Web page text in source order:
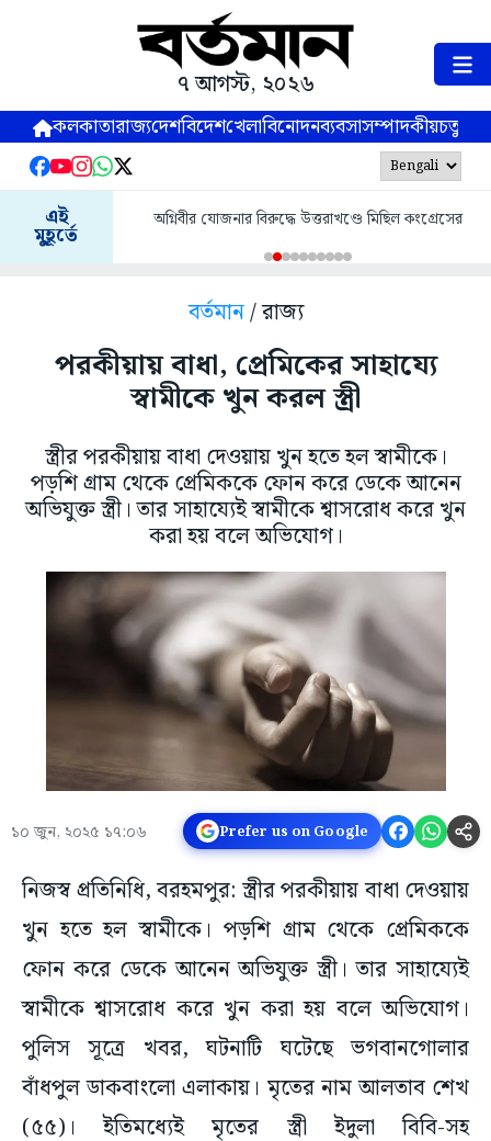
৭ আগস্ট, ২০২৬
কলকাতারাজ্যদেশবিদেশখেলাবিনোদনব্যবসাসম্পাদকীয়
এই
মুহূর্তে
অগ্নিবীর যোজনার বিরুদ্ধে উত্তরাখণ্ডে মিছিল কংগ্রেসের
বর্তমান/ রাজ্য
পরকীয়ায় বাধা, প্রেমিকের সাহায্যে
স্বামীকে খুন করল স্ত্রী
স্ত্রীর পরকীয়ায় বাধা দেওয়ায় খুন হতে হল স্বামীকে।
পড়শি গ্রাম থেকে প্রেমিককে ফোন করে ডেকে আনেন
অভিযুক্ত স্ত্রী। তার সাহায্যেই স্বামীকে শ্বাসরোধ করে খুন
করা হয় বলে অভিযোগ।
১০ জুন, ২০২৫ ১৭:০৬ Prefer us on Google
নিজস্ব প্রতিনিধি, বরহমপুর: স্ত্রীর পরকীয়ায় বাধা দেওয়ায়
খুন হতে হল স্বামীকে। পড়শি গ্রাম থেকে প্রেমিককে
ফোন করে ডেকে আনেন অভিযুক্ত স্ত্রী। তার সাহায্যেই
স্বামীকে শ্বাসরোধ করে খুন করা হয় বলে অভিযোগ।
পুলিস সূত্রে খবর, ঘটনাটি ঘটেছে ভগবানগোলার
বাঁধপুল ডাকবাংলো এলাকায়। মৃতের নাম আলতাব শেখ
(৫৫)। ইতিমধ্যেই মৃতের স্ত্রী ইদুলা বিবি-সহ